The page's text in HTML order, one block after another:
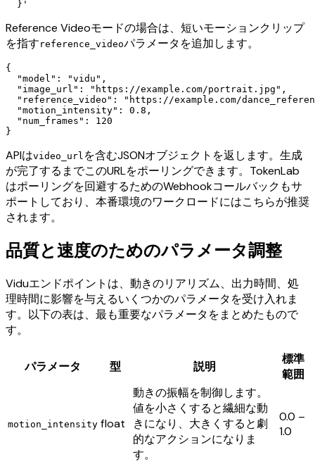
Reference Videoモードの場合は、短いモーションクリップ
を指す reference_videoパラメータを追加します。
{
  "model": "vidu",
  "image_url": "https://example.com/portrait.jpg",
"reference_video": "https://example.com/
  "motion_intensity": 0.8,
  "num_frames": 120
APIはvideo_url を含むJSONオブジェクトを返します。生成
が完了するまでこのURLをポーリングできます。TokenLab
はポーリングを回避するためのWebhookコールバックもサ
ポートしており、本番環境のワークロードにはこちらが推奨
されます。
品質と速度のためのパラメータ調整
Viduエンドポイントは、動きのリアリズム、出力時間、処
理時間に影響を与えるいくつかのパラメータを受け入れま
す。以下の表は、最も重要なパラメータをまとめたもので
す。
パラメータ 型 説明
標準
範囲
motion_intensity float
動きの振幅を制御します。
値を小さくすると繊細な動
きになり、大きくすると劇
的なアクションになりま
す。
0.0 –
1.0